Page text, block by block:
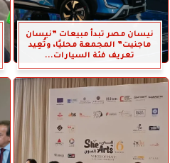
نيسان مصر تبدأ مبيعات ”نيسان
ماجنيت” المجمعة محليًا، وتُعِيد
تعريف فئة السيارات...